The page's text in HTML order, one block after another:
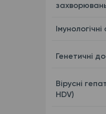
Генетичні
Вірусні
HDV)